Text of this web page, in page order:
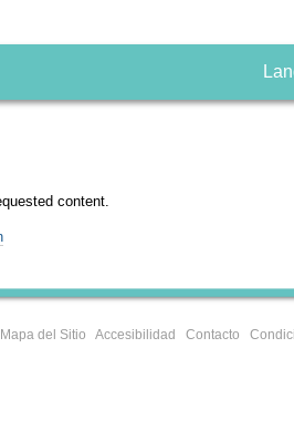
content.
Mapa del Sitio Accesibilidad Contacto